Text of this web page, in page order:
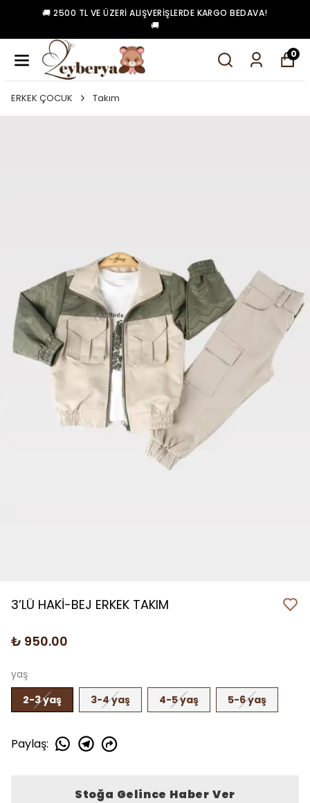
🚚 2500 TL VE ÜZERI ALIŞVERIŞLERDE KARGO BEDAVA!
🚚
0
ERKEK ÇOCUK Takım
3’LÜ HAKİ-BEJ ERKEK TAKIM
₺ 950.00
yaş
2-3 yaş
3-4 yaş 4-5 yaş 5-6 yaş
Paylaş:
Stoğa Gelince Haber Ver